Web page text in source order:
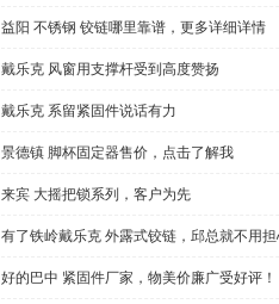
益阳 不锈钢 铰链哪里靠谱，更多详细详情
戴乐克 风窗用支撑杆受到高度赞扬
戴乐克 系留紧固件说话有力
景德镇 脚杯固定器售价，点击了解我
来宾 大摇把锁系列，客户为先
有了铁岭戴乐克 外露式铰链，邱总就不用
好的巴中 紧固件厂家，物美价廉广受好评！